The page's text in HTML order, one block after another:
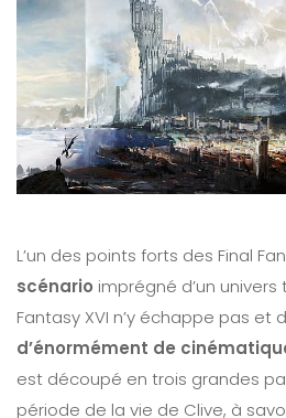
L’un des points forts des Final
scénario imprégné d’un univers
Fantasy XVI n’y échappe pas et
d’énormément de
est découpé en trois grandes
période de la vie de Clive, à